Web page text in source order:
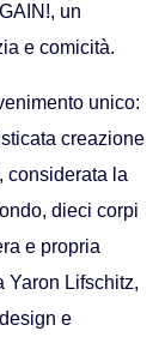
un
e comicità.
unico:
creazione
considerata la
dieci corpi
e propria
Yaron Lifschitz,
e